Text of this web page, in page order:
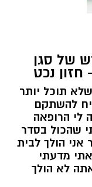
של סגן
נכט
תוכל יותר
להשתקם
לי הרופאה
ואמרתי שהכול בסדר
ב- 1 לספטמבר אני הולך לבית
מדעתי
לא הולך